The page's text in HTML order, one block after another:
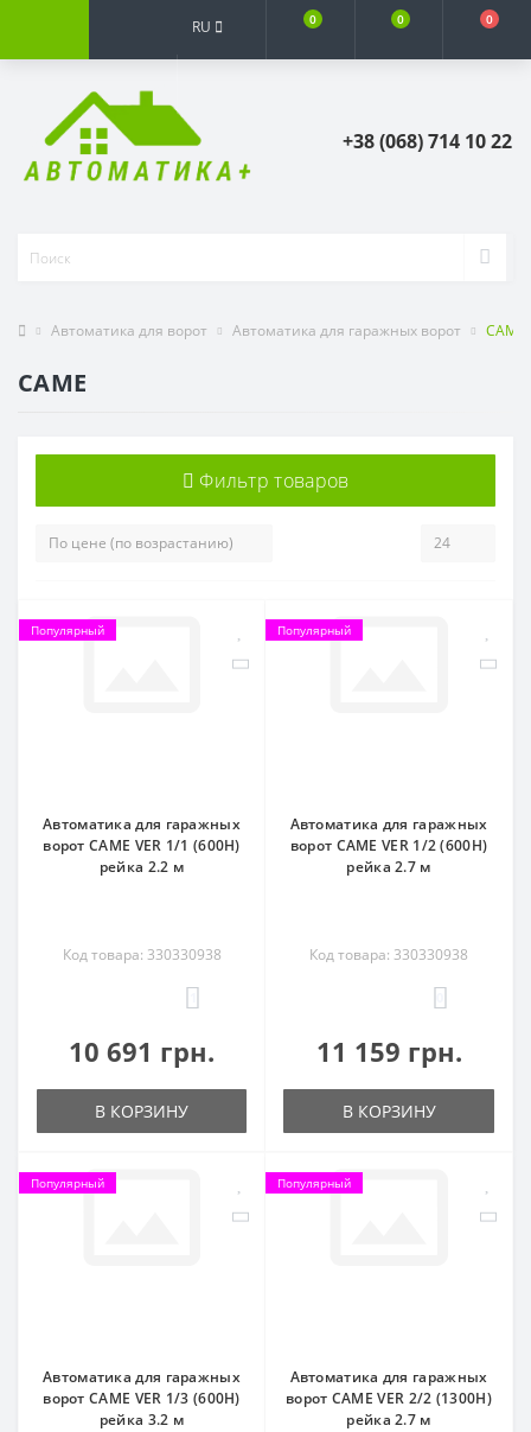
RU 0 0 0
+38 (068) 714 10 22
Автоматика для ворот Автоматика для гаражных ворот CAME
CAME
Фильтр товаров
Популярный
Автоматика для гаражных
ворот CAME VER 1/1 (600H)
рейка 2.2 м
Код товара: 330330938
10 691 грн.
В КОРЗИНУ
Популярный
Автоматика для гаражных
ворот CAME VER 1/2 (600H)
рейка 2.7 м
Код товара: 330330938
11 159 грн.
В КОРЗИНУ
Популярный
Автоматика для гаражных
ворот CAME VER 1/3 (600H)
рейка 3.2 м
Популярный
Автоматика для гаражных
ворот CAME VER 2/2 (1300H)
рейка 2.7 м